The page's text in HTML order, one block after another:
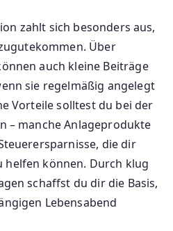
zahlt sich besonders aus,
Über
auch kleine Beiträge
sie regelmäßig angelegt
Vorteile solltest du bei der
– manche Anlageprodukte
die dir
helfen können. Durch klug
schaffst du dir die Basis,
Lebensabend